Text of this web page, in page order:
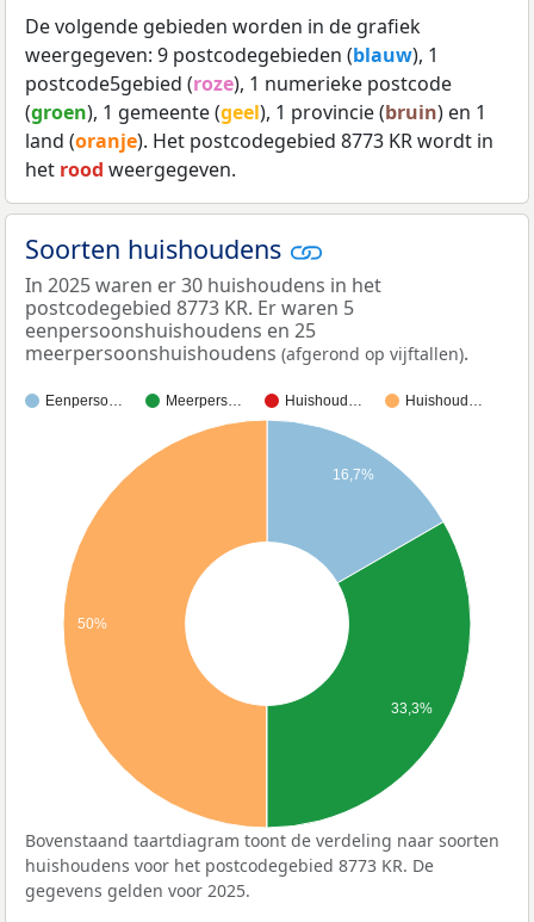
De volgende gebieden worden in de grafiek
weergegeven: 9 postcodegebieden (blauw), 1
postcode5gebied (roze), 1 numerieke postcode
(groen), 1 gemeente (geel), 1 provincie (bruin) en 1
land (oranje). Het postcodegebied 8773 KR wordt in
het rood weergegeven.
Soorten huishoudens
In 2025 waren er 30 huishoudens in het
postcodegebied 8773 KR. Er waren 5
eenpersoonshuishoudens en 25
meerpersoonshuishoudens (afgerond op vijftallen).
Eenperso… Meerpers… Huishoud… Huishoud…
16,7%
50%
33,3%
Bovenstaand taartdiagram toont de verdeling naar soorten
huishoudens voor het postcodegebied 8773 KR. De
gegevens gelden voor 2025.